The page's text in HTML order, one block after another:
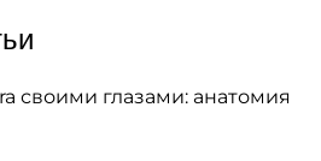
своими глазами: анатомия